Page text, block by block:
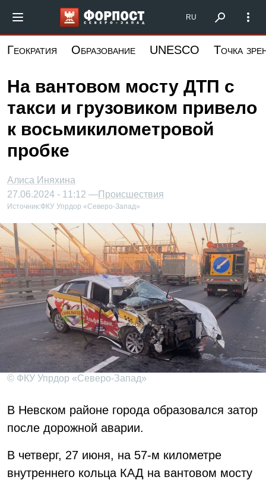
основному
Форпост Северо-Запад
RU
Геократия Образование UNESCO Точка
На вантовом мосту ДТП с
такси и грузовиком привело
к восьмикилометровой
пробке
Алиса Иняхина
27.06.2024 - 11:12 —Происшествия
Источник:ФКУ Упрдор «Северо-Запад»
© ФКУ Упрдор «Северо-Запад»
В Невском районе города образовался затор
после дорожной аварии.
В четверг, 27 июня, на 57-м километре
внутреннего кольца КАД на вантовом мосту